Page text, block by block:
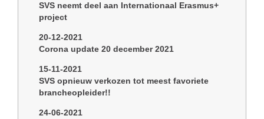
SVS neemt deel aan Internationaal Erasmus+
project
20-12-2021
Corona update 20 december 2021
15-11-2021
SVS opnieuw verkozen tot meest favoriete
brancheopleider!!
24-06-2021